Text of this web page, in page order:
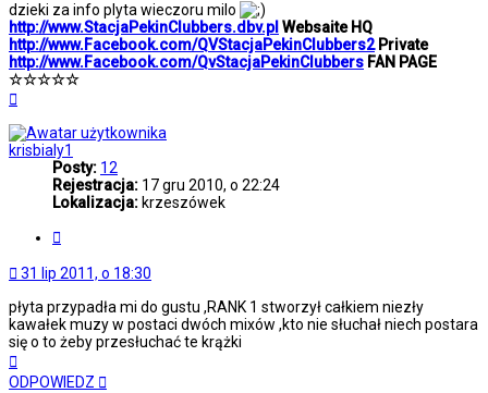
dzieki za info plyta wieczoru milo
http://www.StacjaPekinClubbers.dbv.pl Websaite HQ
http://www.Facebook.com/QVStacjaPekinClubbers2Private
http://www.Facebook.com/QvStacjaPekinClubbers FAN PAGE
☆☆☆☆☆
krisbialy1
Posty: 12
Rejestracja: 17 gru 2010, o 22:24
Lokalizacja: krzeszówek
31 lip 2011, o 18:30
płyta przypadła mi do gustu ,RANK 1 stworzył całkiem niezły
kawałek muzy w postaci dwóch mixów ,kto nie słuchał niech postara
się o to żeby przesłuchać te krążki
górę
ODPOWIEDZ